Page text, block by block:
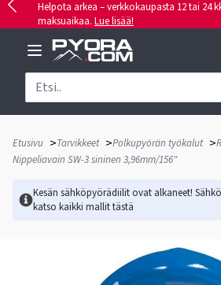
Helpota arkea – verkkokaupasta 12 tai 24
maksuaikaa. Lue lisää!
Etusivu >Tarvikkeet >Polkupyörän työkalut >
Nippeliavain SW-3 sininen 3,96mm/156"
Kesän sähköpyörädiilit ovat alkaneet!
katso kaikki mallittästä